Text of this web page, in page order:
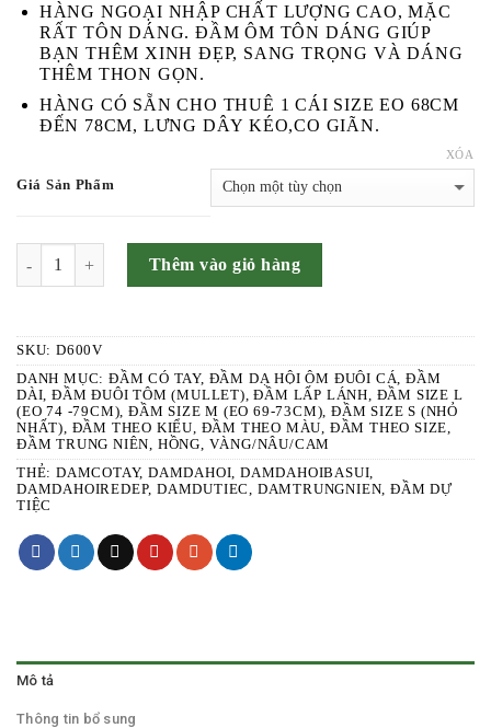
HÀNG NGOẠI NHẬP CHẤT LƯỢNG CAO, MẶC
RẤT TÔN DÁNG. ĐẦM ÔM TÔN DÁNG GIÚP
BẠN THÊM XINH ĐẸP, SANG TRỌNG VÀ DÁNG
THÊM THON GỌN.
HÀNG CÓ SẴN CHO THUÊ 1 CÁI SIZE EO 68CM
ĐẾN 78CM, LƯNG DÂY KÉO,CO GIÃN.
Giá Sản Phẩm
XÓA
Thêm vào giỏ hàng
SKU: D600V
DANH MỤC:ĐẦM CÓ TAY, ĐẦM DẠ HỘI ÔM ĐUÔI CÁ,ĐẦM
DÀI,ĐẦM ĐUÔI TÔM (MULLET),ĐẦM LẤP LÁNH, ĐẦM SIZE L
(EO 74 -79CM),ĐẦM SIZE M (EO 69-73CM),ĐẦM SIZE S (NHỎ
NHẤT), ĐẦM THEO KIỂU, ĐẦM THEO MÀU, ĐẦM THEO SIZE,
ĐẦM TRUNG NIÊN, HỒNG, VÀNG/NÂU/CAM
THẺ: DAMCOTAY,DAMDAHOI,DAMDAHOIBASUI,
DAMDAHOIREDEP,DAMDUTIEC, DAMTRUNGNIEN,ĐẦM DỰ
TIỆC
Mô tả
Thông tin bổ sung